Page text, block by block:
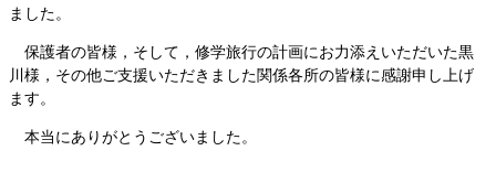
ました。
保護者の皆様，そして，修学旅行の計画にお力添えいただいた黒
川様，その他ご支援いただきました関係各所の皆様に感謝申し上げ
ます。
本当にありがとうございました。